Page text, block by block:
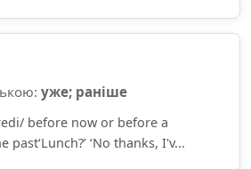
уже; раніше
before now or before a
‘No thanks, I'v...